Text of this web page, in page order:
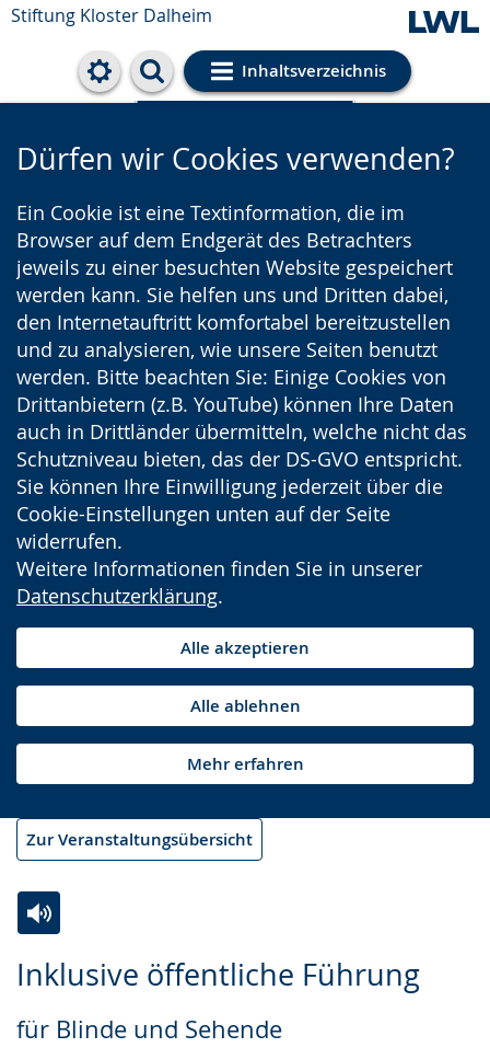
Stiftung Kloster Dalheim
Inhaltsverzeichnis
Cookie-Einstellungen
Dürfen wir Cookies verwenden?
Ein Cookie ist eine Textinformation, die im
Browser auf dem Endgerät des Betrachters
jeweils zu einer besuchten Website gespeichert
werden kann. Sie helfen uns und Dritten dabei,
den Internetauftritt komfortabel bereitzustellen
und zu analysieren, wie unsere Seiten benutzt
werden. Bitte beachten Sie: Einige Cookies von
Drittanbietern (z.B. YouTube) können Ihre Daten
auch in Drittländer übermitteln, welche nicht das
Schutzniveau bieten, das der DS-GVO entspricht.
Sie können Ihre Einwilligung jederzeit über die
Cookie-Einstellungen unten auf der Seite
widerrufen.
Weitere Informationen finden Sie in unserer
Datenschutzerklärung.
Alle akzeptieren
Alle ablehnen
Mehr erfahren
Zur Veranstaltungsübersicht
Inklusive öffentliche Führung
für Blinde und Sehende
Leichten
wechseln.
Audio-
Video
Deutscher